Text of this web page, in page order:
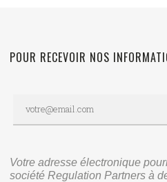
POUR RECEVOIR NOS
Votre adresse électronique
société Regulation Partners à